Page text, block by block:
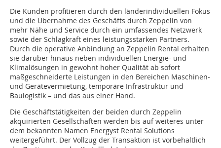
Die Kunden profitieren durch den länderindividuellen Fokus
und die Übernahme des Geschäfts durch Zeppelin von
mehr Nähe und Service durch ein umfassendes Netzwerk
sowie der Schlagkraft eines leistungsstarken Partners.
Durch die operative Anbindung an Zeppelin Rental erhalten
sie darüber hinaus neben individuellen Energie- und
Klimalösungen in gewohnt hoher Qualität ab sofort
maßgeschneiderte Leistungen in den Bereichen Maschinen-
und Gerätevermietung, temporäre Infrastruktur und
Baulogistik – und das aus einer Hand.
Die Geschäftstätigkeiten der beiden durch Zeppelin
akquirierten Gesellschaften werden bis auf weiteres unter
dem bekannten Namen Energyst Rental Solutions
weitergeführt. Der Vollzug der Transaktion ist vorbehaltlich